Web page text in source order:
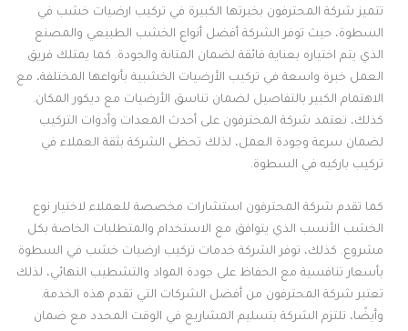
تتميز شركة المحترفون بخبرتها الكبيرة في تركيب ارضيات خشب في
السطوة، حيث توفر الشركة أفضل أنواع الخشب الطبيعي والمصنع
الذي يتم اختياره بعناية فائقة لضمان المتانة والجودة. كما يمتلك فريق
العمل خبرة واسعة في تركيب الأرضيات الخشبية بأنواعها المختلفة، مع
الاهتمام الكبير بالتفاصيل لضمان تناسق الأرضيات مع ديكور المكان.
كذلك، تعتمد شركة المحترفون على أحدث المعدات وأدوات التركيب
لضمان سرعة وجودة العمل، لذلك تحظى الشركة بثقة العملاء في
تركيب باركيه في السطوة.
كما تقدم شركة المحترفون استشارات مخصصة للعملاء لاختيار نوع
الخشب الأنسب الذي يتوافق مع الاستخدام والمتطلبات الخاصة بكل
مشروع. كذلك، توفر الشركة خدمات تركيب ارضيات خشب في السطوة
بأسعار تنافسية مع الحفاظ على جودة المواد والتشطيب النهائي، لذلك
تعتبر شركة المحترفون من أفضل الشركات التي تقدم هذه الخدمة.
وأيضًا، تلتزم الشركة بتسليم المشاريع في الوقت المحدد مع ضمان